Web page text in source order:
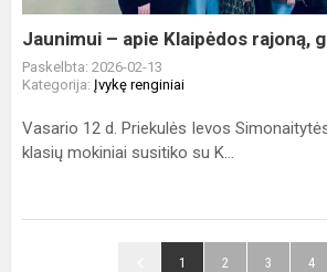
ateitį
Jaunimui – apie Klaipėdos rajoną,
Paskelbta: 2026-02-13
Kategorija: Įvykę renginiai
Vasario 12 d. Priekulės Ievos
klasių mokiniai susitiko su K...
1 2 3 4